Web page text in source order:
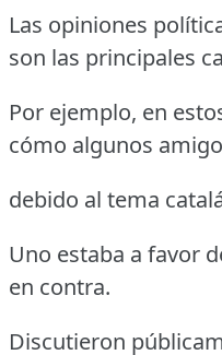
Las opiniones
son las principales
Por ejemplo, en
cómo algunos
debido al tema
Uno estaba a favor
en contra.
Discutieron